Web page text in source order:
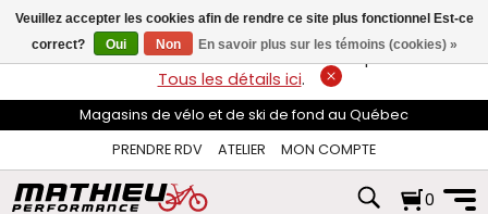
flèches
haut
et
pour
sélectionner
disponible.
Appuyez
LIVRAISON GRATUITEsur les commandes de plus de 74$*.
Tous les détails ici.
Magasins de vélo et de ski de fond au Québec
PRENDRE RDV
ATELIER MON COMPTE
0
Veuillez accepter les cookies afin de rendre ce site plus fonctionnel Est-ce
correct?
Oui Non En savoir plus sur les témoins (cookies) »